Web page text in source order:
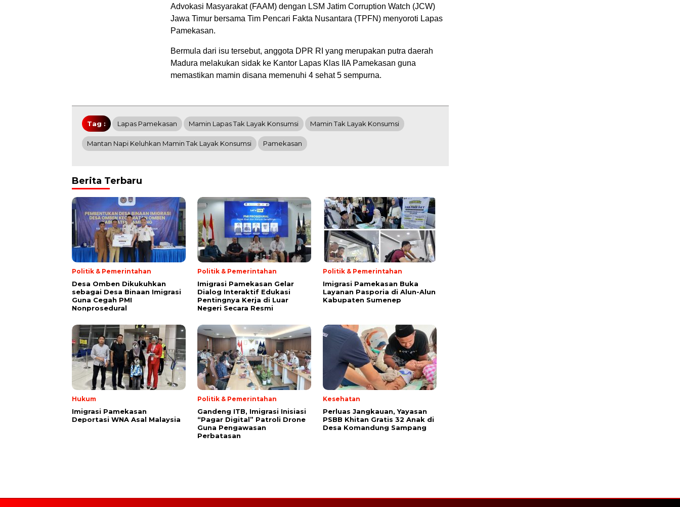
Advokasi Masyarakat (FAAM) dengan LSM Jatim Corruption Watch (JCW)
Jawa Timur bersama Tim Pencari Fakta Nusantara (TPFN) menyoroti Lapas
Pamekasan.
Bermula dari isu tersebut, anggota DPR RI yang merupakan putra daerah
Madura melakukan sidak ke Kantor Lapas Klas IIA Pamekasan guna
memastikan mamin disana memenuhi 4 sehat 5 sempurna.
Tag : Lapas Pamekasan Mamin Lapas Tak Layak Konsumsi Mamin Tak Layak Konsumsi
Mantan Napi Keluhkan Mamin Tak Layak Konsumsi Pamekasan
Berita Terbaru
Politik & Pemerintahan
Desa Omben Dikukuhkan
sebagai Desa Binaan Imigrasi
Guna Cegah PMI
Nonprosedural
Politik & Pemerintahan
Imigrasi Pamekasan Gelar
Dialog Interaktif Edukasi
Pentingnya Kerja di Luar
Negeri Secara Resmi
Politik & Pemerintahan
Imigrasi Pamekasan Buka
Layanan Pasporia di Alun-Alun
Kabupaten Sumenep
Hukum
Imigrasi Pamekasan
Deportasi WNA Asal Malaysia
Politik & Pemerintahan
Gandeng ITB, Imigrasi Inisiasi
“Pagar Digital” Patroli Drone
Guna Pengawasan
Perbatasan
Kesehatan
Perluas Jangkauan, Yayasan
PSBB Khitan Gratis 32 Anak di
Desa Komandung Sampang